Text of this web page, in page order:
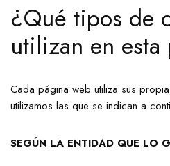
¿Qué tipos de
utilizan en
Cada página web utiliza sus
utilizamos las que se indican a
SEGÚN LA ENTIDAD QUE LO